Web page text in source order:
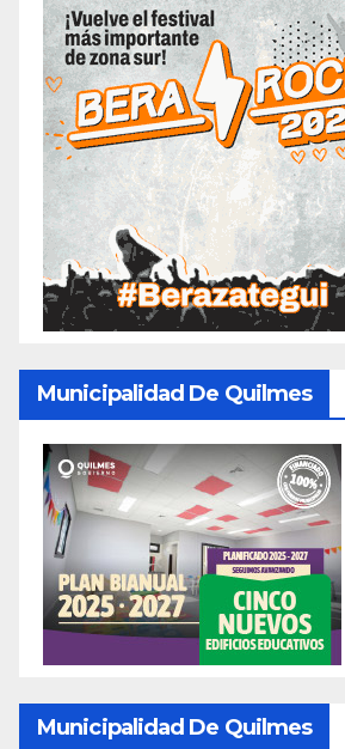
Municipalidad De Quilmes
Municipalidad De Quilmes